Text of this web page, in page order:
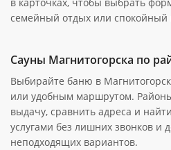
в карточках, чтобы выбрать
семейный отдых или спокойный
Сауны Магнитогорска по
Выбирайте баню в
или удобным маршрутом.
выдачу, сравнить адреса и
услугами без лишних звонков и
неподходящих вариантов.